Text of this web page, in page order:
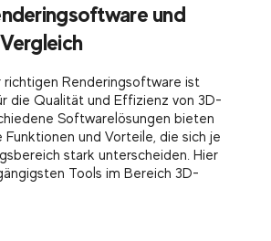
und
richtigen Renderingsoftware ist
die Qualität und Effizienz von 3D-
Softwarelösungen bieten
Funktionen und Vorteile, die sich je
stark unterscheiden. Hier
Tools im Bereich 3D-